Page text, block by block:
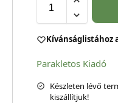
Kívánságlistához
Parakletos Kiadó
Készleten lévő
kiszállítjuk!